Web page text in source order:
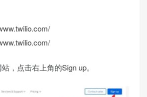
，点击右上角的Sign up。